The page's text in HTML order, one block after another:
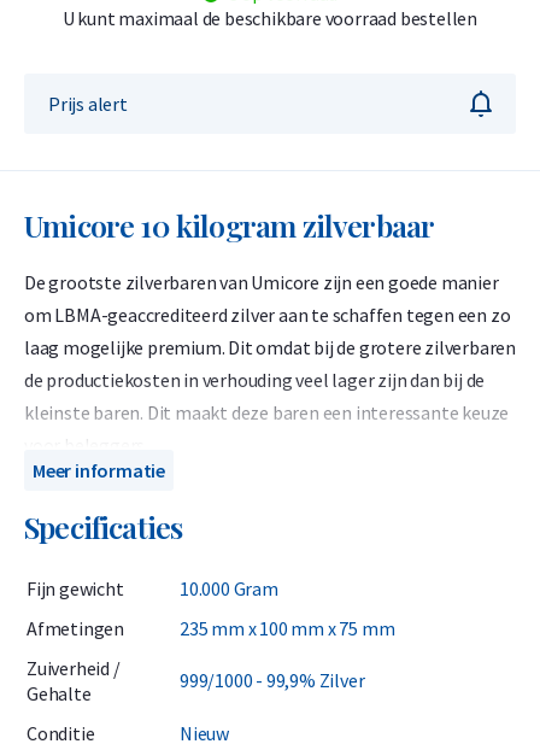
U kunt maximaal de beschikbare voorraad bestellen
Prijs alert
Umicore 10 kilogram zilverbaar
De grootste zilverbaren van Umicore zijn een goede manier
om LBMA-geaccrediteerd zilver aan te schaffen tegen een zo
laag mogelijke premium. Dit omdat bij de grotere zilverbaren
de productiekosten in verhouding veel lager zijn dan bij de
kleinste baren. Dit maakt deze baren een interessante keuze
voor beleggers.
met name interessant zijn voor zakelijke klanten, aangezien
ounce zilveren munten te kopen.
Indien u op termijn de zilverbaren van Umicore weer wenst te
verkopen kunnen wij deze baren middels onze
terugkoopgarantie ook van u terugkopen. Wij kunnen u 98%
van de op dat moment geldende zilverprijs bieden voor deze
Meer informatie
Specificaties
Fijn gewicht
10.000 Gram
Afmetingen
235 mm x 100 mm x 75 mm
Zuiverheid /
Gehalte
999/1000 - 99,9% Zilver
Conditie Nieuw